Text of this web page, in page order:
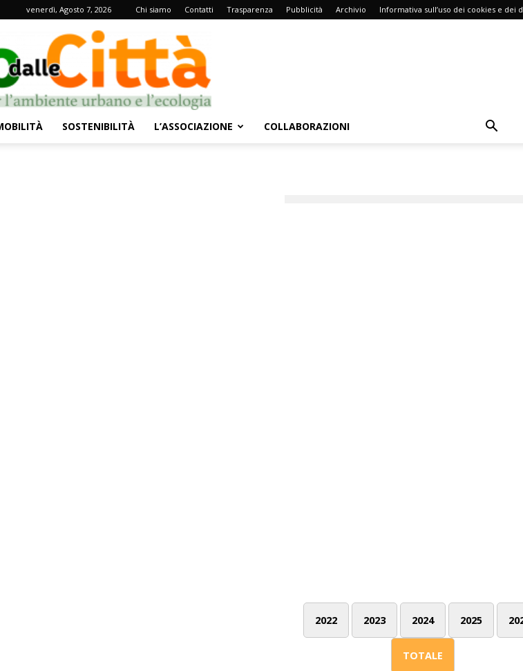
venerdì, Agosto 7, 2026 Chi siamo Contatti Trasparenza Pubblicità Archivio Informativa sull’uso dei cookies e dei
SOSTENIBILITÀ L’ASSOCIAZIONE COLLABORAZIONI
2022 2023 2024 2025
TOTALE